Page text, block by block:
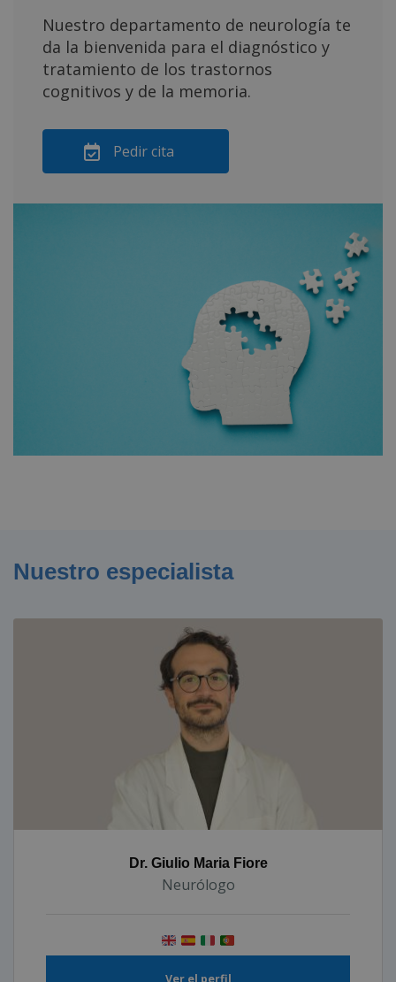
Nuestro departamento de neurología te
da la bienvenida para el diagnóstico y
tratamiento de los trastornos
cognitivos y de la memoria.
Pedir cita
Nuestro especialista
Dr. Giulio Maria Fiore
Neurólogo
Ver el perfil